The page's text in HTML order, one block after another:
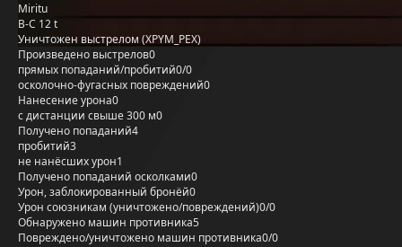
Miritu
B-C 12 t
Уничтожен выстрелом (XPYM_PEX)
Произведено выстрелов0
прямых попаданий/пробитий0/0
осколочно-фугасных повреждений0
Нанесение урона0
с дистанции свыше 300 м0
Получено попаданий4
пробитий3
не нанёсших урон1
Получено попаданий осколками0
Урон, заблокированный бронёй0
Урон союзникам (уничтожено/повреждений)0/0
Обнаружено машин противника5
Повреждено/уничтожено машин противника0/0